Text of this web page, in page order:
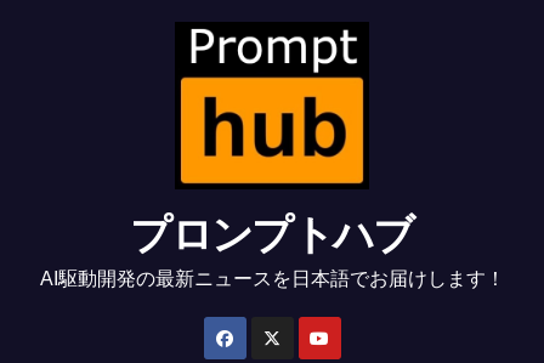
プロンプトハブ
AI駆動開発の最新ニュースを日本語でお届けします！